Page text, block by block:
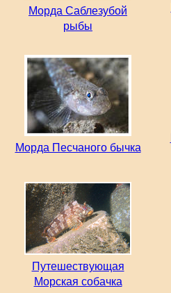
Морда Саблезубой
рыбы
Морда Песчаного бычка
Путешествующая
Морская собачка